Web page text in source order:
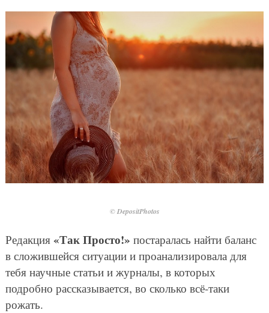
© DepositPhotos
Редакция «Так Просто!» постаралась найти баланс
в сложившейся ситуации и проанализировала для
тебя научные статьи и журналы, в которых
подробно рассказывается, во сколько всё-таки
рожать.